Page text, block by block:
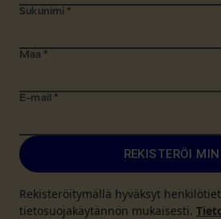
Sukunimi *
Maa *
E-mail *
REKISTERÖI
Rekisteröitymällä hyväksyt
tietosuojakäytännön mukaisesti.